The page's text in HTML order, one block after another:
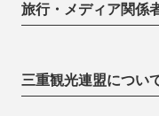
旅行・メディア関係
三重観光連盟につい